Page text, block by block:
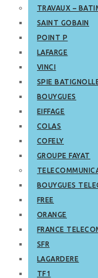
TRAVAUX –
SAINT GOBAIN
POINT P
LAFARGE
VINCI
SPIE
BOUYGUES
EIFFAGE
COLAS
COFELY
GROUPE FAYAT
BOUYGUES
FREE
ORANGE
FRANCE
SFR
LAGARDERE
TF1